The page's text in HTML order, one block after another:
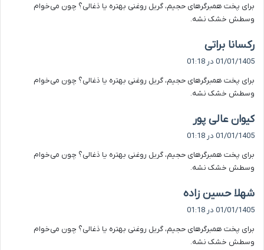
:
برای پخت همبرگرهای حجیم، گریل روغنی بهتره یا ذغالی؟ چون می‌خوام
وسطش خشک نشه.
رکسانا براتی
ف
:
01/01/1405 در 01:18
برای پخت همبرگرهای حجیم، گریل روغنی بهتره یا ذغالی؟ چون می‌خوام
وسطش خشک نشه.
کیوان عالی پور
ف
:
01/01/1405 در 01:18
برای پخت همبرگرهای حجیم، گریل روغنی بهتره یا ذغالی؟ چون می‌خوام
وسطش خشک نشه.
شهلا حسین زاده
:
01/01/1405 در 01:18
برای پخت همبرگرهای حجیم، گریل روغنی بهتره یا ذغالی؟ چون می‌خوام
وسطش خشک نشه.